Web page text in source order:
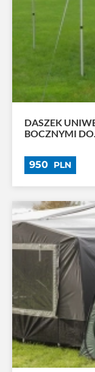
DASZEK
BOCZNYMI DO...
950 PLN